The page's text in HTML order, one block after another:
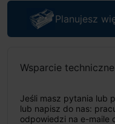
Planujesz
Wsparcie techniczne
Jeśli masz pytania lub
lub napisz do nas:
odpowiedzi na e-maile